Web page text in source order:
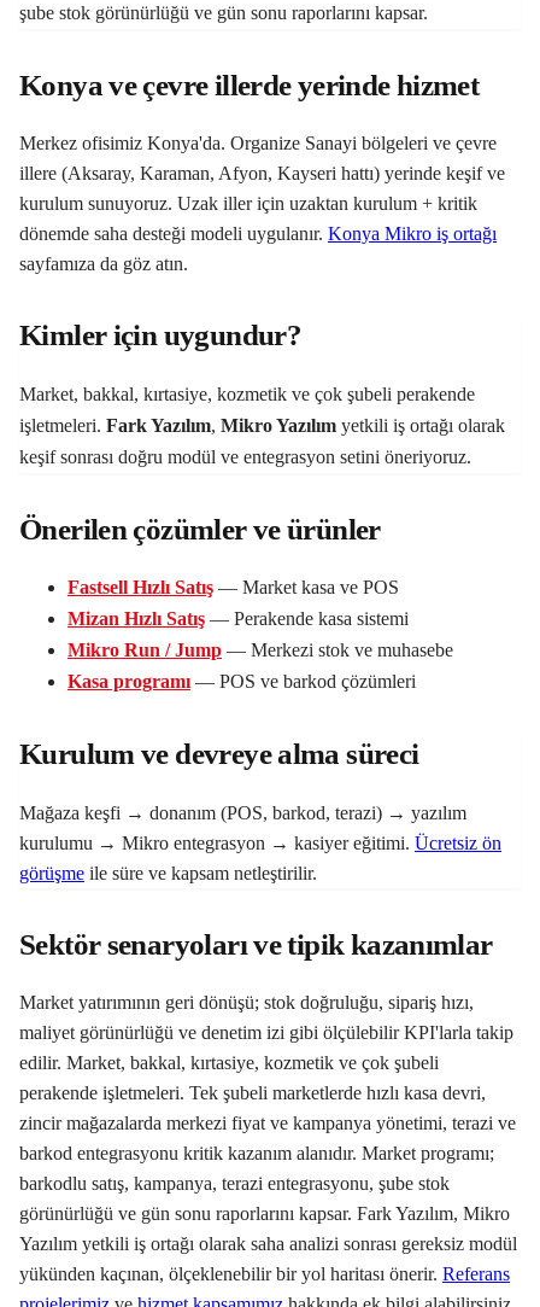
şube stok görünürlüğü ve gün sonu raporlarını kapsar.
Konya ve çevre illerde yerinde hizmet
Merkez ofisimiz Konya'da. Organize Sanayi bölgeleri ve çevre
illere (Aksaray, Karaman, Afyon, Kayseri hattı) yerinde keşif ve
kurulum sunuyoruz. Uzak iller için uzaktan kurulum + kritik
dönemde saha desteği modeli uygulanır. Konya Mikro iş ortağı
sayfamıza da göz atın.
Kimler için uygundur?
Market, bakkal, kırtasiye, kozmetik ve çok şubeli perakende
işletmeleri. Fark Yazılım, Mikro Yazılım yetkili iş ortağı olarak
keşif sonrası doğru modül ve entegrasyon setini öneriyoruz.
Önerilen çözümler ve ürünler
Fastsell Hızlı Satış — Market kasa ve POS
Mizan Hızlı Satış — Perakende kasa sistemi
Mikro Run / Jump — Merkezi stok ve muhasebe
Kasa programı — POS ve barkod çözümleri
Kurulum ve devreye alma süreci
Mağaza keşfi → donanım (POS, barkod, terazi) → yazılım
kurulumu → Mikro entegrasyon → kasiyer eğitimi. Ücretsiz ön
görüşme ile süre ve kapsam netleştirilir.
Sektör senaryoları ve tipik kazanımlar
Market yatırımının geri dönüşü; stok doğruluğu, sipariş hızı,
maliyet görünürlüğü ve denetim izi gibi ölçülebilir KPI'larla takip
edilir. Market, bakkal, kırtasiye, kozmetik ve çok şubeli
perakende işletmeleri. Tek şubeli marketlerde hızlı kasa devri,
zincir mağazalarda merkezi fiyat ve kampanya yönetimi, terazi ve
barkod entegrasyonu kritik kazanım alanıdır. Market programı;
barkodlu satış, kampanya, terazi entegrasyonu, şube stok
görünürlüğü ve gün sonu raporlarını kapsar. Fark Yazılım, Mikro
Yazılım yetkili iş ortağı olarak saha analizi sonrası gereksiz modül
yükünden kaçınan, ölçeklenebilir bir yol haritası önerir. Referans